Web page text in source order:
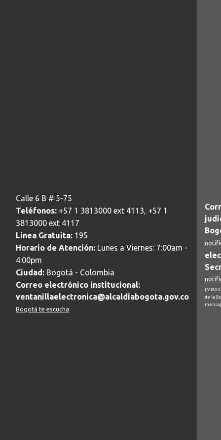
Calle 6 B # 5-75
Teléfonos: +57 1 3813000 ext 4113, +57 1
3813000 ext 4117
Linea Gratuita: 195
Horario de Atención: Lunes a Viernes: 7:00am -
4:00pm
Ciudad: Bogotá - Colombia
Correo electrónico institucional:
ventanillaelectronica@alcaldiabogota.gov.co
Bogotá te escucha
de la